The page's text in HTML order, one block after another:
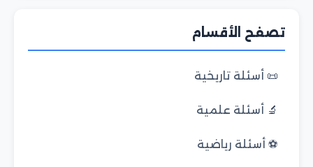
تصفح الأقسام
📜 أسئلة تاريخية
🔬 أسئلة علمية
⚽ أسئلة رياضية